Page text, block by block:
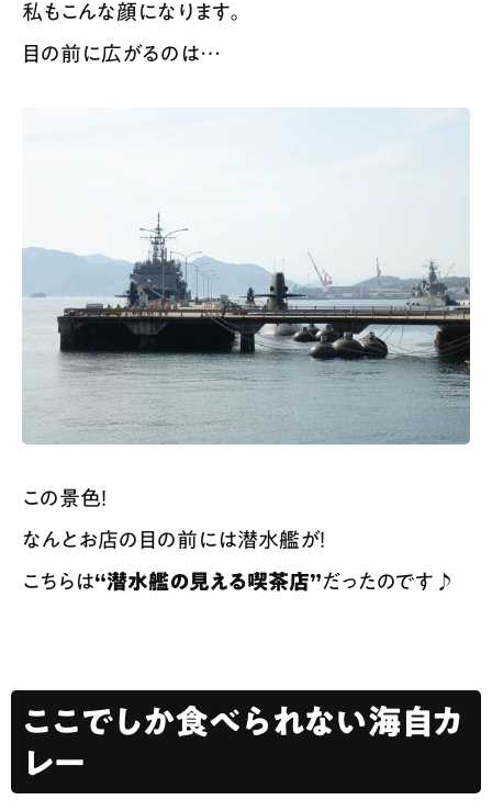
私もこんな顔になります。
目の前に広がるのは…
この景色！
なんとお店の目の前には潜水艦が！
こちらは“潜水艦の見える喫茶店”だったのです♪
ここでしか食べられない海自カ
レー